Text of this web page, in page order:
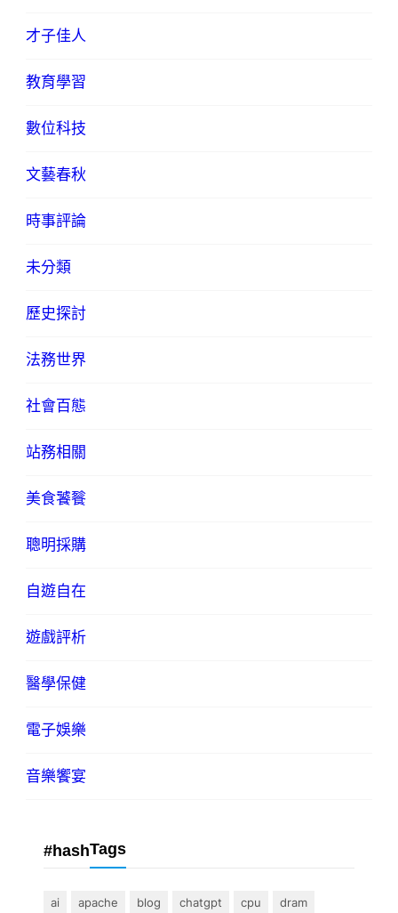
才子佳人
教育學習
數位科技
文藝春秋
時事評論
未分類
歷史探討
法務世界
社會百態
站務相關
美食饕餮
聰明採購
自遊自在
遊戲評析
醫學保健
電子娛樂
音樂饗宴
#hashTags
ai apache blog chatgpt cpu
dram